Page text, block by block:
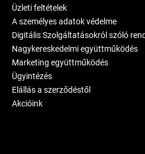
Üzleti feltételek
A személyes adatok védelme
Digitális Szolgáltatásokról szóló
Nagykereskedelmi együttműködés
Marketing együttműködés
Ügyintézés
Elállás a szerződéstől
Akcióink